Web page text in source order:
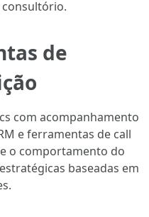
de
com acompanhamento
e ferramentas de call
o comportamento do
baseadas em